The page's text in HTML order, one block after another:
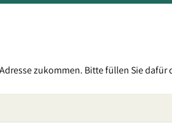
zukommen. Bitte füllen Sie